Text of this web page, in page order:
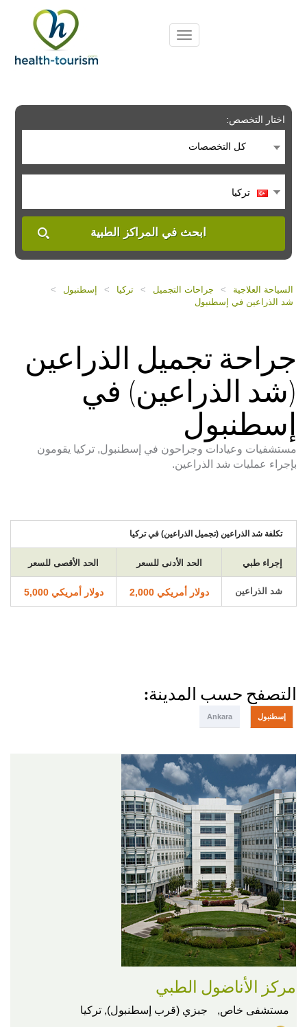
includes
system.
اختار التخصص:
كل التخصصات
تركيا
ابحث في المراكز الطبية
السياحة العلاجية > جراحات التجميل > تركيا > إسطنبول
>
شد الذراعين في إسطنبول
جراحة تجميل الذراعين
(شد الذراعين) في
إسطنبول
مستشفيات وعيادات وجراحون في إسطنبول, تركيا يقومون
بإجراء عمليات شد الذراعين.
تكلفة شد الذراعين (تجميل الذراعين) في تركيا
إجراء طبي الحد الأدنى للسعر الحد الأقصى للسعر
شد الذراعين دولار أمريكي 2,000 دولار أمريكي 5,000
التصفح حسب المدينة:
إسطنبول Ankara
مركز الأناضول الطبي
مستشفى خاص, جبزي (قرب إسطنبول), تركيا